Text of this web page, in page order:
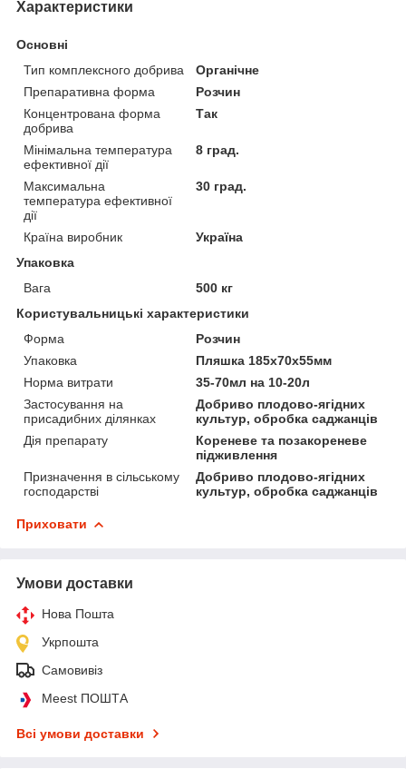
Характеристики
Основні
Тип комплексного добрива
Органічне
Препаративна форма
Розчин
Концентрована форма
добрива
Так
Мінімальна температура
ефективної дії
8 град.
Максимальна
температура ефективної
дії
30 град.
Країна виробник
Україна
Упаковка
Вага
500 кг
Користувальницькі характеристики
Форма
Розчин
Упаковка
Пляшка 185х70х55мм
Норма витрати
35-70мл на 10-20л
Застосування на
присадибних ділянках
Добриво плодово-ягідних
культур, обробка саджанців
Дія препарату
Кореневе та позакореневе
підживлення
Призначення в сільському
господарстві
Добриво плодово-ягідних
культур, обробка саджанців
Приховати
Умови доставки
Нова Пошта
Укрпошта
Самовивіз
Meest ПОШТА
Всі умови доставки